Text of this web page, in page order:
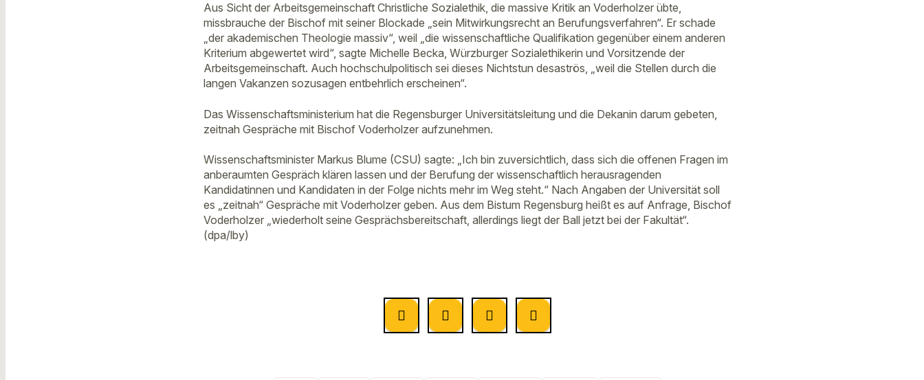
Aus Sicht der Arbeitsgemeinschaft Christliche Sozialethik, die massive Kritik an Voderholzer übte,
missbrauche der Bischof mit seiner Blockade „sein Mitwirkungsrecht an Berufungsverfahren“. Er schade
„der akademischen Theologie massiv“, weil „die wissenschaftliche Qualifikation gegenüber einem anderen
Kriterium abgewertet wird“, sagte Michelle Becka, Würzburger Sozialethikerin und Vorsitzende der
Arbeitsgemeinschaft. Auch hochschulpolitisch sei dieses Nichtstun desaströs, „weil die Stellen durch die
langen Vakanzen sozusagen entbehrlich erscheinen“.
Das Wissenschaftsministerium hat die Regensburger Universitätsleitung und die Dekanin darum gebeten,
zeitnah Gespräche mit Bischof Voderholzer aufzunehmen.
Wissenschaftsminister Markus Blume (CSU) sagte: „Ich bin zuversichtlich, dass sich die offenen Fragen im
anberaumten Gespräch klären lassen und der Berufung der wissenschaftlich herausragenden
Kandidatinnen und Kandidaten in der Folge nichts mehr im Weg steht.“ Nach Angaben der Universität soll
es „zeitnah“ Gespräche mit Voderholzer geben. Aus dem Bistum Regensburg heißt es auf Anfrage, Bischof
Voderholzer „wiederholt seine Gesprächsbereitschaft, allerdings liegt der Ball jetzt bei der Fakultät“.
(dpa/lby)